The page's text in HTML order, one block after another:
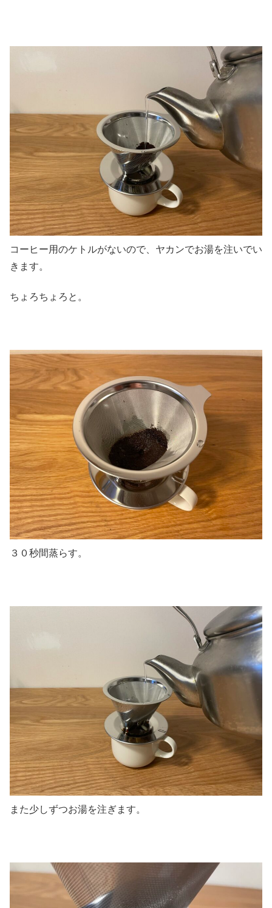
コーヒー用のケトルがないので、ヤカンでお湯を注いでい
きます。
ちょろちょろと。
３０秒間蒸らす。
また少しずつお湯を注ぎます。